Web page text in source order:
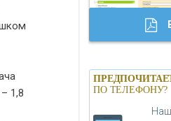
1,8
БАНК»
Банки.ру
19 лет
ПО ТЕЛЕФОНУ?